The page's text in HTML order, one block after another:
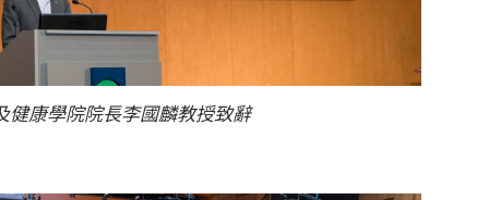
健康學院院長李國麟教授致辭